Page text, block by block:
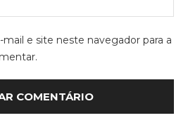
e site neste navegador para a